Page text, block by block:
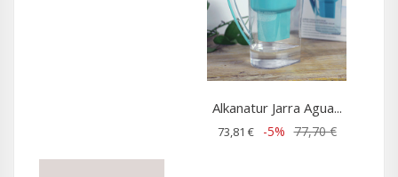
Alkanatur Jarra Agua...
73,81 € -5% 77,70 €